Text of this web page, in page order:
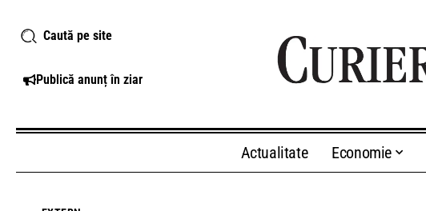
Caută pe site
Publică anunț în ziar
Actualitate Economie